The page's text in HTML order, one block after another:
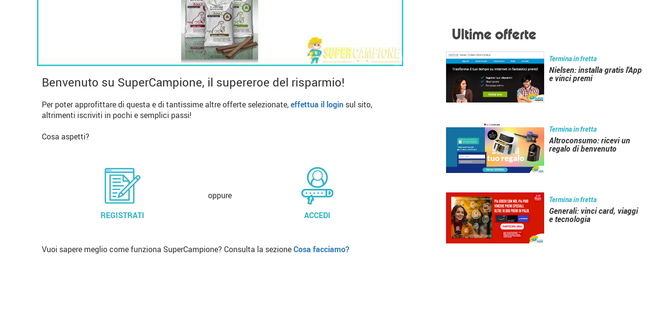
Benvenuto su SuperCampione, il supereroe del risparmio!
Per poter approfittare di questa e di tantissime altre offerte selezionate,effettua il login sul sito,
altrimenti iscriviti in pochi e semplici passi!
Cosa aspetti?
REGISTRATI
oppure
ACCEDI
Vuoi sapere meglio come funziona SuperCampione? Consulta la sezioneCosa facciamo?
Ultime offerte
Termina in fretta
Nielsen: installa gratis l'App
e vinci premi
Termina in fretta
Altroconsumo: ricevi un
regalo di benvenuto
Termina in fretta
Generali: vinci card, viaggi
e tecnologia